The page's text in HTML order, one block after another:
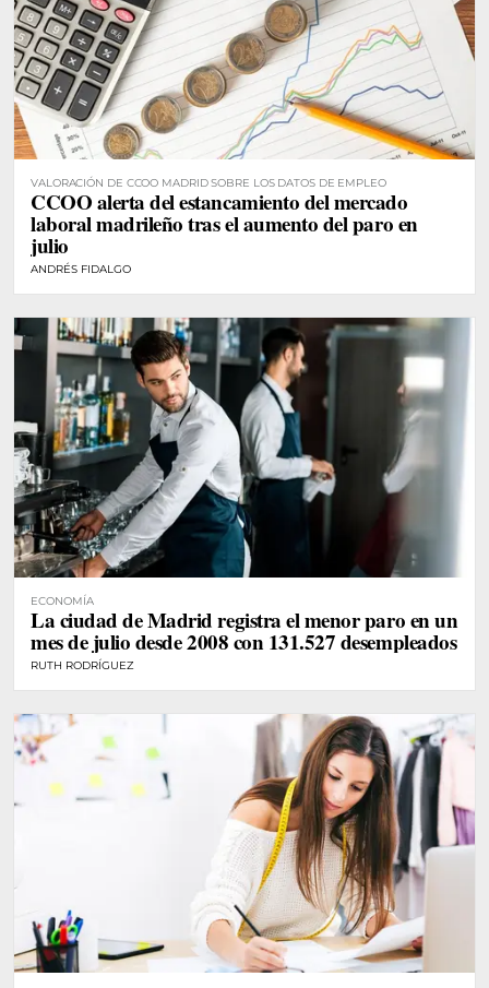
VALORACIÓN DE CCOO MADRID SOBRE LOS DATOS DE EMPLEO
CCOO alerta del estancamiento del mercado
laboral madrileño tras el aumento del paro en
julio
ANDRÉS FIDALGO
ECONOMÍA
La ciudad de Madrid registra el menor paro en un
mes de julio desde 2008 con 131.527 desempleados
RUTH RODRÍGUEZ